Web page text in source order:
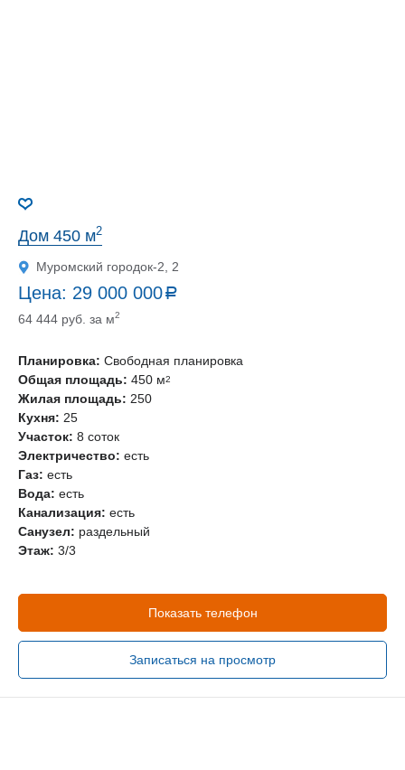
Дом 450 м2
Муромский городок-2, 2
Цена: 29 000 000 a
руб.
64 444 руб. за м2
Планировка: Свободная планировка
Общая площадь: 450 м2
Жилая площадь: 250
Кухня: 25
Участок: 8 соток
Электричество: есть
Газ: есть
Вода: есть
Канализация: есть
Санузел: раздельный
Этаж: 3/3
Показать телефон
Записаться на просмотр